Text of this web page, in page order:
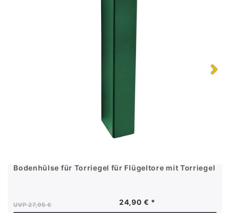
Bodenhülse für Torriegel für Flügeltore mit Torriegel
UVP 27,95 € 24,90 € *